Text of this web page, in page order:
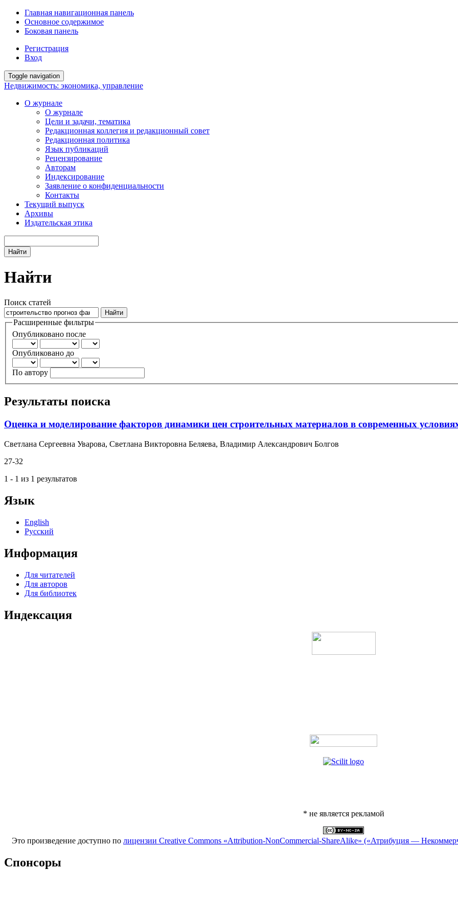
Главная навигационная панель
Основное содержимое
Боковая панель
Регистрация
Вход
Toggle navigation
Недвижимость: экономика, управление
О журнале
О журнале
Цели и задачи, тематика
Редакционная коллегия и редакционный совет
Редакционная политика
Язык публикаций
Рецензирование
Авторам
Индексирование
Заявление о конфиденциальности
Контакты
Текущий выпуск
Архивы
Издательская этика
Найти
Найти
Поиск статей
Расширенные фильтры
Опубликовано после
Опубликовано до
По автору
Результаты поиска
Оценка и моделирование факторов динамики цен строительных материалов в современных
Светлана Сергеевна Уварова, Светлана Викторовна Беляева, Владимир Александрович Болгов
27-32
1 - 1 из 1 результатов
Язык
English
Русский
Информация
Для читателей
Для авторов
Для библиотек
Индексация
* не является рекламой
Это произведение доступно по лицензии Creative Commons «Attribution-NonCommercial-ShareAlike» («Атрибуция —
Спонсоры